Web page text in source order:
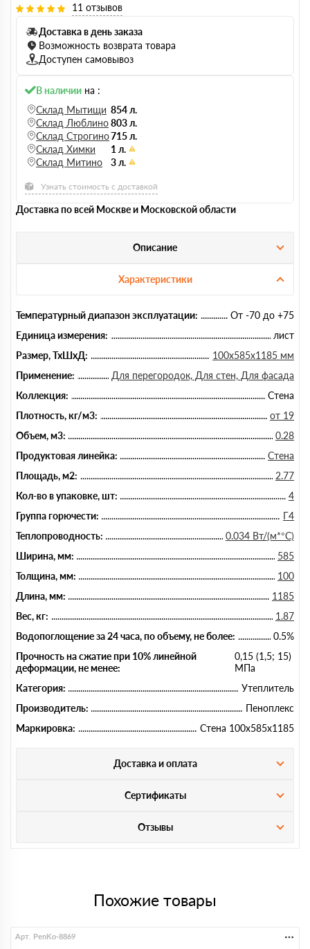
11 отзывов
Доставка в день заказа
Возможность возврата товара
Доступен самовывоз
В наличии на :
Склад Мытищи 854 л.
Склад Люблино803 л.
Склад Строгино715 л.
Склад Химки
1 л.
Склад Митино
3 л.
Узнать стоимость с доставкой
Доставка по всей Москве и Московской области
Описание
Характеристики
Температурный диапазон эксплуатации:
От -70 до +75
Единица измерения:
лист
Размер, ТхШхД:
100х585х1185 мм
Применение:
Для перегородок, Для стен, Для фасада
Коллекция:
Стена
Плотность, кг/м3:
от 19
Объем, м3:
0.28
Продуктовая линейка:
Стена
Площадь, м2:
2.77
Кол-во в упаковке, шт:
4
Группа горючести:
Г4
Теплопроводность:
0.034 Вт/(м*°C)
Ширина, мм:
585
Толщина, мм:
100
Длина, мм:
1185
Вес, кг:
1.87
Водопоглощение за 24 часа, по объему, не более:
0.5%
Прочность на сжатие при 10% линейной
деформации, не менее:
0,15 (1,5; 15)
МПа
Категория:
Утеплитель
Производитель:
Пеноплекс
Маркировка:
Стена 100х585х1185
Доставка и оплата
Сертификаты
Отзывы
Похожие товары
Арт. PenKo-8869